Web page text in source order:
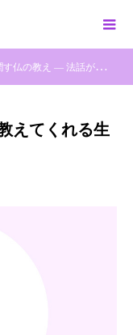
教え ― 法話が教えてくれる生きる智慧
えてくれる生